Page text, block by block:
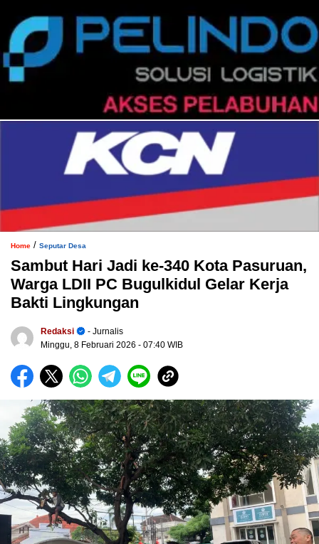
Home / Seputar Desa
Sambut Hari Jadi ke-340 Kota Pasuruan,
Warga LDII PC Bugulkidul Gelar Kerja
Bakti Lingkungan
Redaksi
- Jurnalis
Minggu, 8 Februari 2026 - 07:40 WIB